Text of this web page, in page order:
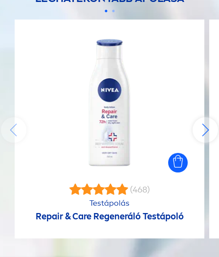
(468)
Testápolás
Repair&CareRegeneráló Testápoló